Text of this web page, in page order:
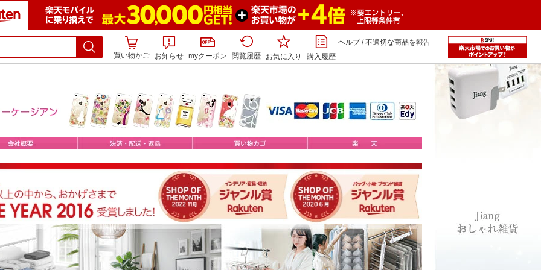
買い物かご お知らせ myクーポン 閲覧履歴 お気に入り 購入履歴
ヘルプ/不適切な商品を報告